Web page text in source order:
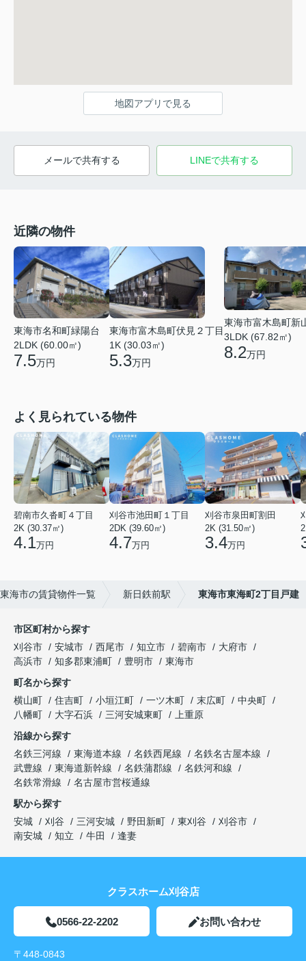
地図アプリで見る
メールで共有する LINEで共有する
近隣の物件
東海市名和町緑陽台
2LDK (60.00㎡)
7.5万円
東海市富木島町伏見２丁目
1K (30.03㎡)
5.3万円
東海市富木島町新
3LDK (67.82㎡)
8.2万円
よく見られている物件
碧南市久沓町４丁目
2K (30.37㎡)
4.1万円
刈谷市池田町１丁目
2DK (39.60㎡)
4.7万円
刈谷市泉田町割田
2K (31.50㎡)
3.4万円
東海市の賃貸物件一覧 新日鉄前駅 東海市東海町2丁目戸建
市区町村から探す
刈谷市
安城市 西尾市 知立市 碧南市
大府市
高浜市
知多郡東浦町 豊明市
東海市
町名から探す
横山町
住吉町 小垣江町 一ツ木町 末広町
中央町
八幡町
大字石浜 三河安城東町
上重原
沿線から探す
名鉄三河線
東海道本線 名鉄西尾線
名鉄名古屋本線
武豊線
東海道新幹線 名鉄蒲郡線
名鉄河和線
名鉄常滑線
名古屋市営桜通線
駅から探す
安城
刈谷 三河安城 野田新町 東刈谷
刈谷市
南安城
知立 牛田 逢妻
クラスホーム刈谷店
0566-22-2202 お問い合わせ
〒448-0843